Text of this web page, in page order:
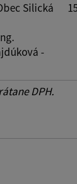
Silická
-
DPH.